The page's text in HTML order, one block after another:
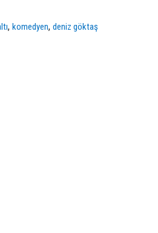
,komedyen,deniz göktaş